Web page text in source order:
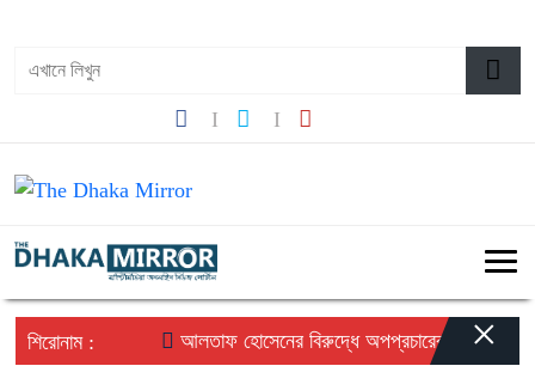
শিরোনাম : আলতাফ হোসেনের বিরুদ্ধে অপপ্রচারের প্রতিবাদে×